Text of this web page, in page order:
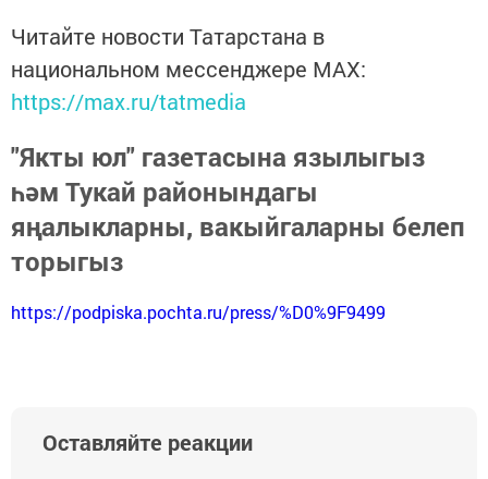
Читайте новости Татарстана в
национальном мессенджере MАХ:
https://max.ru/tatmedia
"Якты юл" газетасына язылыгыз
һәм Тукай районындагы
яңалыкларны, вакыйгаларны белеп
торыгыз
https://podpiska.pochta.ru/press/%D0%9F9499
Оставляйте реакции